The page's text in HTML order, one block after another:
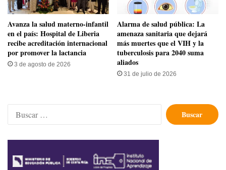
Avanza la salud materno-infantil
en el país: Hospital de Liberia
recibe acreditación internacional
por promover la lactancia
3 de agosto de 2026
​Alarma de salud pública: La
amenaza sanitaria que dejará
más muertes que el VIH y la
tuberculosis para 2040 suma
aliados
31 de julio de 2026
Buscar: